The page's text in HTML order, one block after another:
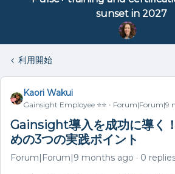
sunset in 2027
利用開始
Kaori Wakui
Gainsight Employee ⭐️⭐️ Forum|Forum|9
Gainsight導入を成功に導く
めの3つの実践ポイント
Forum|Forum|9 months ago 0